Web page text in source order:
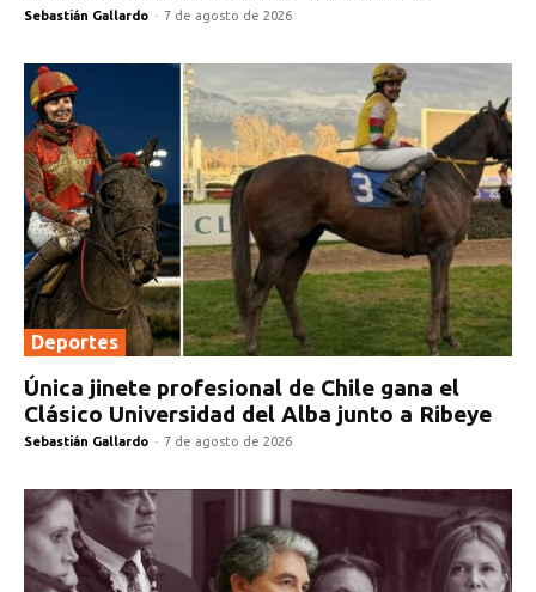
Sebastián Gallardo - 7 de agosto de 2026
Deportes
Única jinete profesional de Chile gana el
Clásico Universidad del Alba junto a Ribeye
Sebastián Gallardo - 7 de agosto de 2026